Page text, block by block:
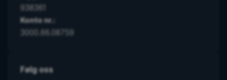
Følg oss
938361
Konto nr.:
3000.66.08759